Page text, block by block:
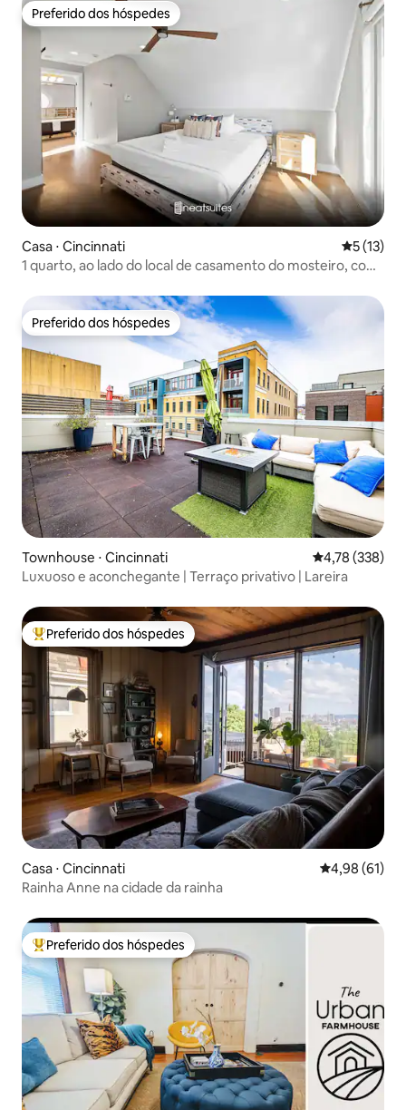
Preferido dos hóspedes
Preferido dos hóspedes
Casa ⋅ Cincinnati 5 de uma
5 (13)
1 quarto, ao lado do local de casamento do mosteiro, com
Preferido dos hóspedes
Preferido dos hóspedes
Townhouse ⋅ Cincinnati 4,78 de uma
4,78 (338)
Luxuoso e aconchegante | Terraço privativo | Lareira
Entre os melhores preferidos dos hóspedes
Preferido dos hóspedes
Casa ⋅ Cincinnati 4,98 de uma
4,98 (61)
Rainha Anne na cidade da rainha
Entre os melhores preferidos dos hóspedes
Preferido dos hóspedes